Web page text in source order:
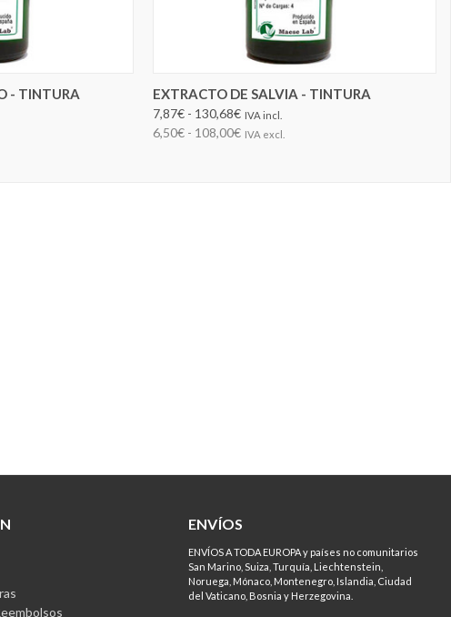
- TINTURA ELEGIR OPCIONES
EXTRACTO DE SALVIA - TINTURA
7,87€ - 130,68€ IVA incl.
6,50€ - 108,00€ IVA excl.
ENVÍOS
ENVÍOS A TODA EUROPA y países no comunitarios
San Marino, Suiza, Turquía, Liechtenstein,
Noruega, Mónaco, Montenegro, Islandia, Ciudad
del Vaticano, Bosnia y Herzegovina.